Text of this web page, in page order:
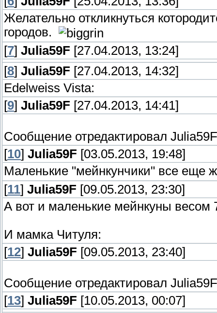
Желательно откликнуться
городов.
[7] Julia59F [27.04.2013, 13:24]
[8] Julia59F [27.04.2013, 14:32]
Edelweiss Vista:
[9] Julia59F [27.04.2013, 14:41]
Сообщение отредактировал Julia59F
[10] Julia59F [03.05.2013, 19:48]
Маленькие "мейнкунчики" все еще
[11] Julia59F [09.05.2013, 23:30]
А вот и маленькие мейнкуны весом
И мамка Читуля:
[12] Julia59F [09.05.2013, 23:40]
Сообщение отредактировал Julia59F
[13] Julia59F [10.05.2013, 00:07]